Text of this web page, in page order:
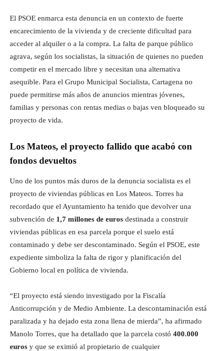
El PSOE enmarca esta denuncia en un contexto de fuerte
encarecimiento de la vivienda y de creciente dificultad para
acceder al alquiler o a la compra. La falta de parque público
agrava, según los socialistas, la situación de quienes no pueden
competir en el mercado libre y necesitan una alternativa
asequible. Para el Grupo Municipal Socialista, Cartagena no
puede permitirse más años de anuncios mientras jóvenes,
familias y personas con rentas medias o bajas ven bloqueado su
proyecto de vida.
Los Mateos, el proyecto fallido que acabó con
fondos devueltos
Uno de los puntos más duros de la denuncia socialista es el
proyecto de viviendas públicas en Los Mateos. Torres ha
recordado que el Ayuntamiento ha tenido que devolver una
subvención de 1,7 millones de euros destinada a construir
viviendas públicas en esa parcela porque el suelo está
contaminado y debe ser descontaminado. Según el PSOE, este
expediente simboliza la falta de rigor y planificación del
Gobierno local en política de vivienda.
“El proyecto está siendo investigado por la Fiscalía
Anticorrupción y de Medio Ambiente. La descontaminación está
paralizada y ha dejado esta zona llena de mierda”, ha afirmado
Manolo Torres, que ha detallado que la parcela costó 400.000
euros y que se eximió al propietario de cualquier